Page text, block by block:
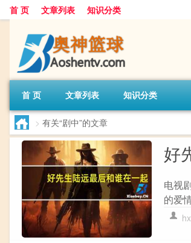
首 页 文章列表 知识分类
首 页 文章列表 知识分类
> 有关“剧中”的文章
好
电视
的爱
hx